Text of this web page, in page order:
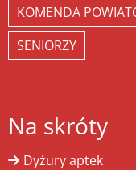
KOMENDA
SENIORZY
Na skróty
Dyżury aptek